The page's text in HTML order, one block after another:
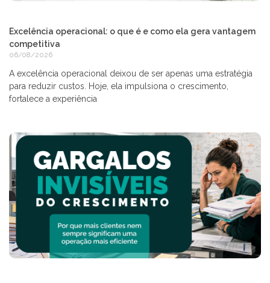
Excelência operacional: o que é e como ela gera vantagem
competitiva
06/08/2026
A excelência operacional deixou de ser apenas uma estratégia
para reduzir custos. Hoje, ela impulsiona o crescimento,
fortalece a experiência